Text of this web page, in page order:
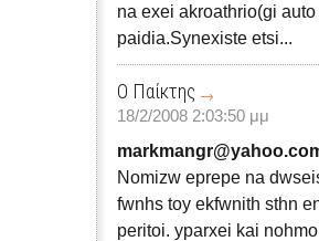
na exei akroathrio(gi
paidia.Synexiste etsi...
Ο Παίκτης
18/2/2008 2:03:50 μμ
Nomizw eprepe na
fwnhs toy ekfwnith sthn
peritoi. yparxei kai